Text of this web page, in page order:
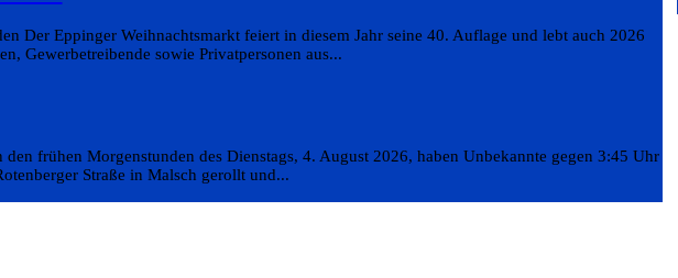
Der Eppinger Weihnachtsmarkt feiert in diesem Jahr seine 40. Auflage und lebt auch 2026
Gewerbetreibende sowie Privatpersonen aus...
frühen Morgenstunden des Dienstags, 4. August 2026, haben Unbekannte gegen 3:45 Uhr
Straße in Malsch gerollt und...